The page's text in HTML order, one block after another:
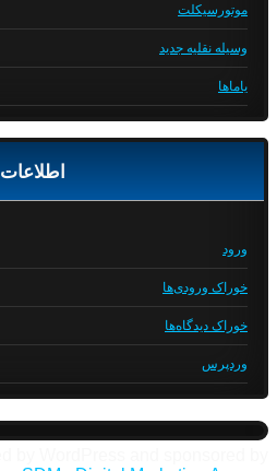
موتورسیکلت
وسیله نقلیه جدید
یاماها
اطلاعات
ورود
خوراک ورودی‌ها
خوراک دیدگاه‌ها
وردپرس